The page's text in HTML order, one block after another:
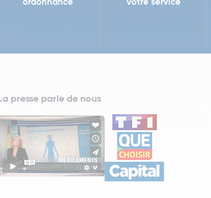
ordonnance
votre service
La presse parle de nous